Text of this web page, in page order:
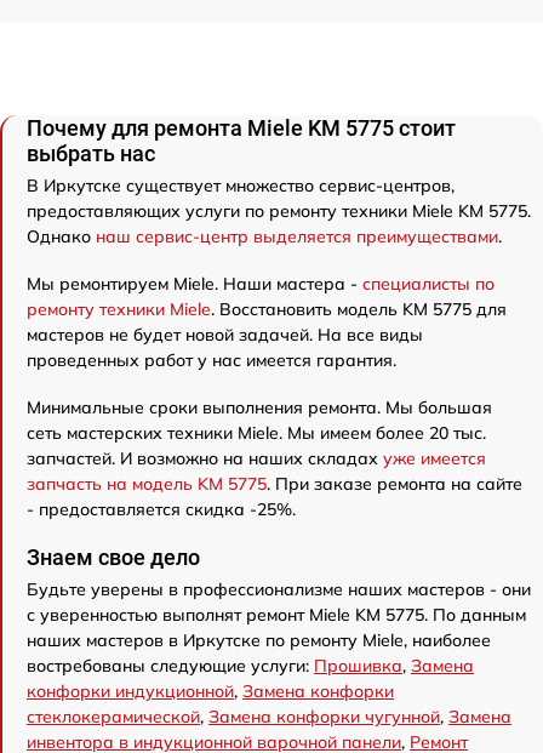
Почему для ремонта Miele KM 5775 стоит
выбрать нас
В Иркутске существует множество сервис-центров,
предоставляющих услуги по ремонту техники Miele KM 5775.
Однако наш сервис-центр выделяется преимуществами.
Мы ремонтируем Miele. Наши мастера - специалисты по
ремонту техники Miele. Восстановить модель KM 5775 для
мастеров не будет новой задачей. На все виды
проведенных работ у нас имеется гарантия.
Минимальные сроки выполнения ремонта. Мы большая
сеть мастерских техники Miele. Мы имеем более 20 тыс.
запчастей. И возможно на наших складах уже имеется
запчасть на модель KM 5775. При заказе ремонта на сайте
- предоставляется скидка -25%.
Знаем свое дело
Будьте уверены в профессионализме наших мастеров - они
с уверенностью выполнят ремонт Miele KM 5775. По данным
наших мастеров в Иркутске по ремонту Miele, наиболее
востребованы следующие услуги: Прошивка, Замена
конфорки индукционной, Замена конфорки
стеклокерамической, Замена конфорки чугунной, Замена
инвентора в индукционной варочной панели, Ремонт